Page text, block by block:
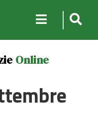
Online